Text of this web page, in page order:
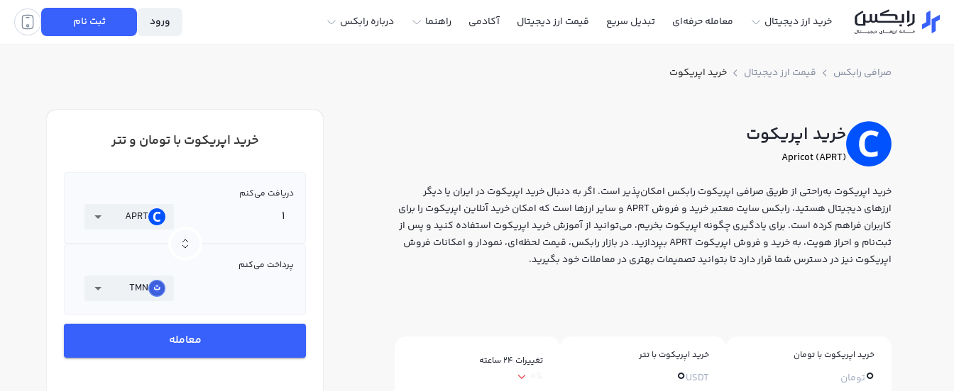
خرید ارز دیجیتال معامله حرفه‌ای تبدیل سریع قیمت ارز دیجیتال آکادمی راهنما درباره رابکس ورود ثبت نام
صرافی رابکس قیمت ارز دیجیتال خرید اپریکوت
خرید اپریکوت
Apricot (APRT)
خرید اپریکوت به‌راحتی از طریق صرافی اپریکوت رابکس امکان‌پذیر است. اگر به دنبال خرید اپریکوت در ایران یا دیگر
ارزهای دیجیتال هستید، رابکس سایت معتبر خرید و فروش APRT و سایر ارزها است که امکان خرید آنلاین اپریکوت را برای
کاربران فراهم کرده است. برای یادگیری چگونه اپریکوت بخریم، می‌توانید از آموزش خرید اپریکوت استفاده کنید و پس از
ثبت‌نام و احراز هویت، به خرید و فروش اپریکوت APRT بپردازید. در بازار رابکس، قیمت لحظه‌ای، نمودار و امکانات فروش
اپریکوت نیز در دسترس شما قرار دارد تا بتوانید تصمیمات بهتری در معاملات خود بگیرید.
خرید اپریکوت با تومان
0تومان
خرید اپریکوت با تتر
0USDT
تغییرات ۲۴ ساعته
خرید اپریکوت با تومان و تتر
دریافت می‌کنم
APRT
پرداخت می‌کنم
TMN
معامله